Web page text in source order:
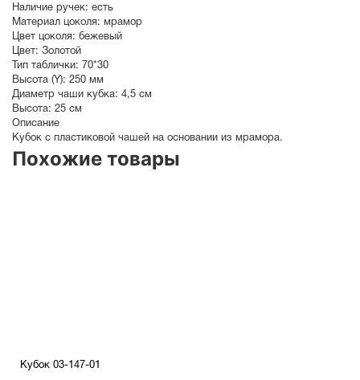
Наличие ручек: есть
Материал цоколя: мрамор
Цвет цоколя: бежевый
Цвет: Золотой
Тип таблички: 70*30
Высота (Y): 250 мм
Диаметр чаши кубка: 4,5 см
Высота: 25 см
Описание
Кубок с пластиковой чашей на основании из мрамора.
Похожие товары
Кубок 03-147-01